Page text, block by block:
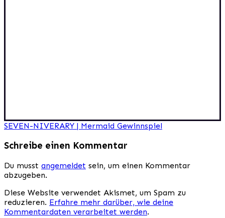
Beitragsnavigation
SEVEN-NIVERARY | Mermaid Gewinnspiel
Schreibe einen Kommentar
Du musst angemeldet sein, um einen Kommentar
abzugeben.
Diese Website verwendet Akismet, um Spam zu
reduzieren. Erfahre mehr darüber, wie deine
Kommentardaten verarbeitet werden.